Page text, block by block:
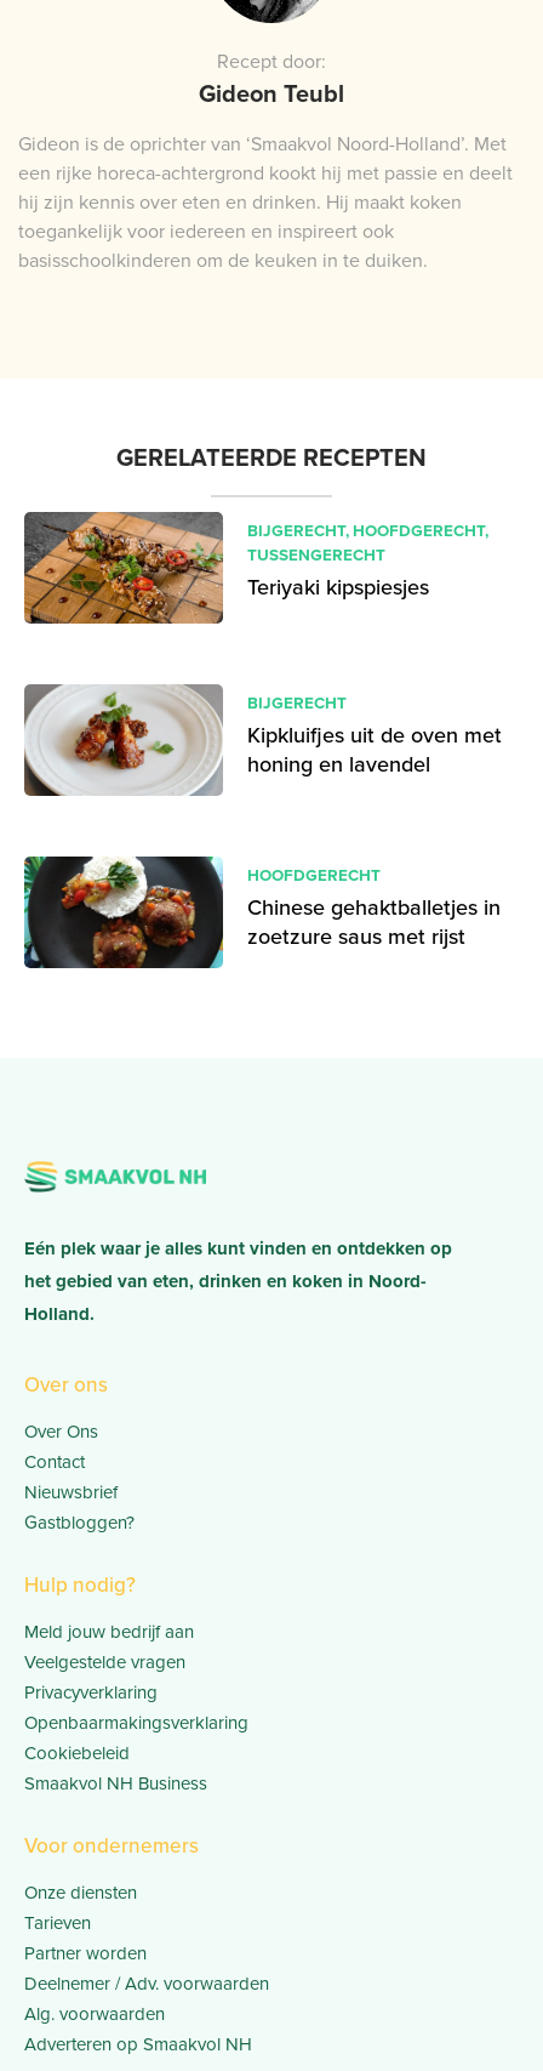
Recept door:
Gideon Teubl
Gideon is de oprichter van ‘Smaakvol Noord-Holland’. Met
een rijke horeca-achtergrond kookt hij met passie en deelt
hij zijn kennis over eten en drinken. Hij maakt koken
toegankelijk voor iedereen en inspireert ook
basisschoolkinderen om de keuken in te duiken.
GERELATEERDE RECEPTEN
BIJGERECHT,HOOFDGERECHT,
TUSSENGERECHT
Teriyaki kipspiesjes
BIJGERECHT
Kipkluifjes uit de oven met
honing en lavendel
HOOFDGERECHT
Chinese gehaktballetjes in
zoetzure saus met rijst
Eén plek waar je alles kunt vinden en ontdekken op
het gebied van eten, drinken en koken in Noord-
Holland.
Over ons
Over Ons
Contact
Nieuwsbrief
Gastbloggen?
Hulp nodig?
Meld jouw bedrijf aan
Veelgestelde vragen
Privacyverklaring
Openbaarmakingsverklaring
Cookiebeleid
Smaakvol NH Business
Voor ondernemers
Onze diensten
Tarieven
Partner worden
Deelnemer / Adv. voorwaarden
Alg. voorwaarden
Adverteren op Smaakvol NH